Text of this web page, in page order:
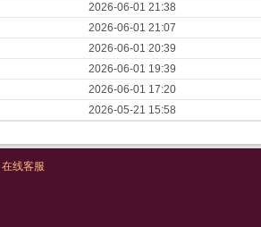
2026-06-01 21:38
2026-06-01 21:07
2026-06-01 20:39
2026-06-01 19:39
2026-06-01 17:20
2026-05-21 15:58
在线客服